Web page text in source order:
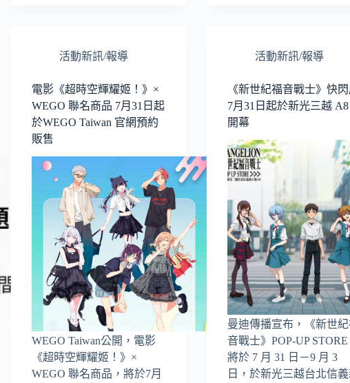
活動新訊/報導
電影《超時空輝耀姬！》×
WEGO 聯名商品 7月31日起
於WEGO Taiwan 官網預約
販售
WEGO Taiwan公開，電影
《超時空輝耀姬！》×
WEGO 聯名商品，將於7月
活動新訊/報導
《新世紀福音戰士》快
7月31日起於新光三越 A8
開幕
曼迪傳播宣布，《新世紀
音戰士》POP-UP STORE
將於 7 月 31 日－9 月 3
日，於新光三越台北信